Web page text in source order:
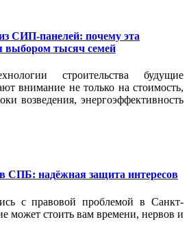
СИП-панелей: почему эта
выбором тысяч семей
строительства будущие
внимание не только на стоимость,
возведения, энергоэффективность
СПБ: надёжная защита интересов
с правовой проблемой в Санкт-
может стоить вам времени, нервов и